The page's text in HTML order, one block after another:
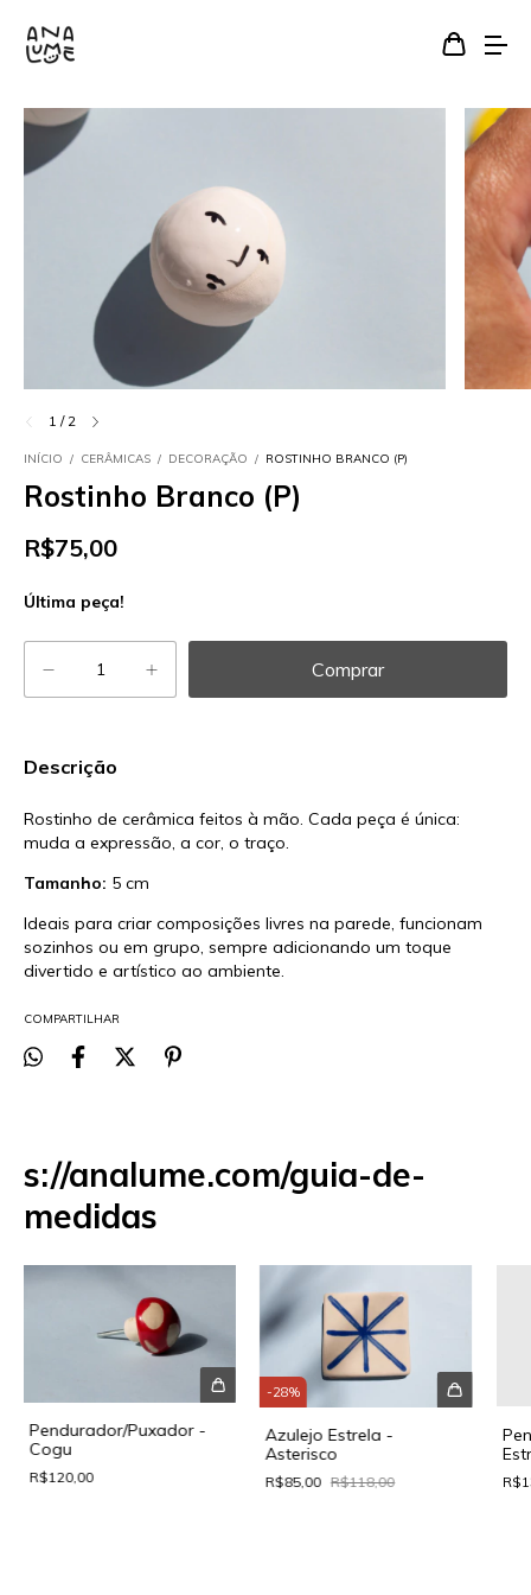
1 / 2
INÍCIO / CERÂMICAS / DECORAÇÃO / ROSTINHO BRANCO (P)
Rostinho Branco (P)
R$75,00
Última peça!
Descrição
Rostinho de cerâmica feitos à mão. Cada peça é única:
muda a expressão, a cor, o traço.
Tamanho: 5 cm
Ideais para criar composições livres na parede, funcionam
sozinhos ou em grupo, sempre adicionando um toque
divertido e artístico ao ambiente.
COMPARTILHAR
s://analume.com/guia-de-
medidas
Pendurador/Puxador -
Cogu
R$120,00
-28%
Azulejo Estrela -
Asterisco
R$85,00 R$118,00